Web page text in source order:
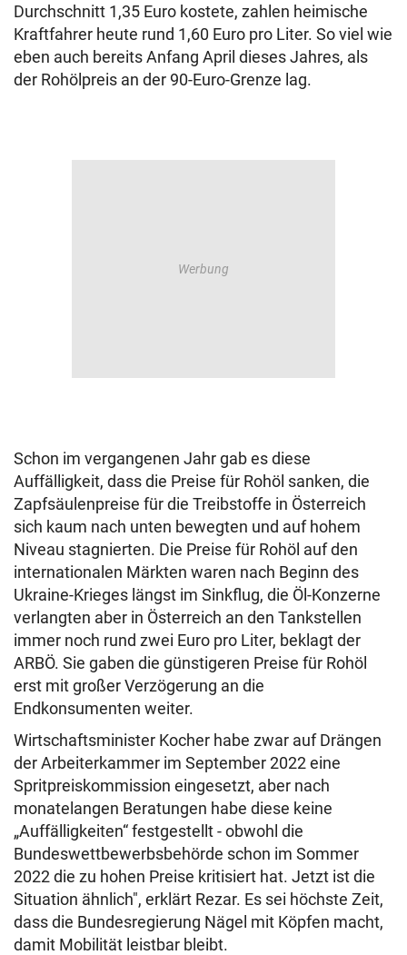
Durchschnitt 1,35 Euro kostete, zahlen heimische
Kraftfahrer heute rund 1,60 Euro pro Liter. So viel wie
eben auch bereits Anfang April dieses Jahres, als
der Rohölpreis an der 90-Euro-Grenze lag.
Schon im vergangenen Jahr gab es diese
Auffälligkeit, dass die Preise für Rohöl sanken, die
Zapfsäulenpreise für die Treibstoffe in Österreich
sich kaum nach unten bewegten und auf hohem
Niveau stagnierten. Die Preise für Rohöl auf den
internationalen Märkten waren nach Beginn des
Ukraine-Krieges längst im Sinkflug, die Öl-Konzerne
verlangten aber in Österreich an den Tankstellen
immer noch rund zwei Euro pro Liter, beklagt der
ARBÖ. Sie gaben die günstigeren Preise für Rohöl
erst mit großer Verzögerung an die
Endkonsumenten weiter.
Wirtschaftsminister Kocher habe zwar auf Drängen
der Arbeiterkammer im September 2022 eine
Spritpreiskommission eingesetzt, aber nach
monatelangen Beratungen habe diese keine
„Auffälligkeiten“ festgestellt - obwohl die
Bundeswettbewerbsbehörde schon im Sommer
2022 die zu hohen Preise kritisiert hat. Jetzt ist die
Situation ähnlich", erklärt Rezar. Es sei höchste Zeit,
dass die Bundesregierung Nägel mit Köpfen macht,
damit Mobilität leistbar bleibt.